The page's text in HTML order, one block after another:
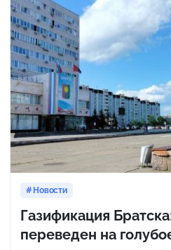
Новости
Газификация
переведен на